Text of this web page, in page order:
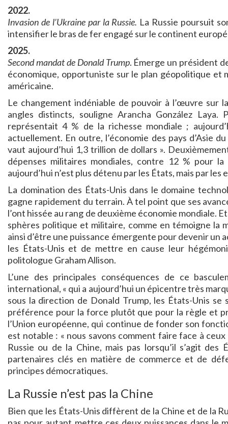
2022.
Invasion de l’Ukraine par la Russie. La Russie poursuit
intensifier le bras de fer engagé sur le continent
2025.
Second mandat de Donald Trump. Émerge un président
économique, opportuniste sur le plan géopolitique
américaine.
Le changement indéniable de pouvoir à l’œuvre
angles distincts, souligne Arancha González
représentait 4 % de la richesse mondiale ;
actuellement. En outre, l’économie des pays d’Asie
vaut aujourd’hui 1,3 trillion de dollars ».
dépenses militaires mondiales, contre 12 % pour
aujourd’hui n’est plus détenu par les États, mais par
La domination des États-Unis dans le domaine
gagne rapidement du terrain. À tel point que ses
l’ont hissée au rang de deuxième économie mondiale.
sphères politique et militaire, comme en témoigne la
ainsi d’être une puissance émergente pour devenir
les États-Unis et de mettre en cause leur
politologue Graham Allison.
L’une des principales conséquences de ce
international, « qui a aujourd’hui un épicentre très
sous la direction de Donald Trump, les États-Unis
préférence pour la force plutôt que pour la règle et
l’Union européenne, qui continue de fonder son
est notable : « nous savons comment faire face à
Russie ou de la Chine, mais pas lorsqu’il s’agit
partenaires clés en matière de commerce et de
principes démocratiques.
La Russie n’est pas la Chine
Bien que les États-Unis diffèrent de la Chine et de la